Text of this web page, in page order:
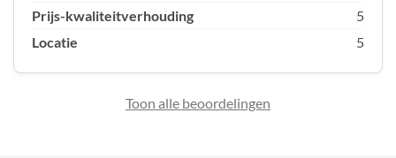
Prijs-kwaliteitverhouding
5
Locatie
5
Toon alle beoordelingen